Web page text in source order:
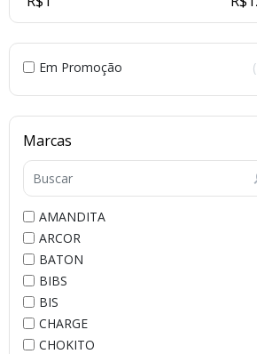
Em Promoção
Marcas
AMANDITA
ARCOR
BATON
BIBS
BIS
CHARGE
CHOKITO